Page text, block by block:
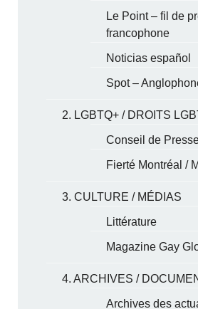
Le Point – fil de
francophone
Noticias español
Spot –
2. LGBTQ+ / DROITS
Conseil de
Fierté Montréal /
3. CULTURE / MÉDIAS
Littérature
Magazine Gay
4. ARCHIVES /
Archives des